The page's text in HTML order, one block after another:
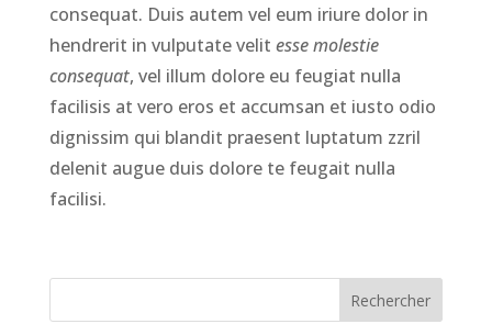
consequat. Duis autem vel eum iriure dolor in
hendrerit in vulputate velit esse molestie
consequat, vel illum dolore eu feugiat nulla
facilisis at vero eros et accumsan et iusto odio
dignissim qui blandit praesent luptatum zzril
delenit augue duis dolore te feugait nulla
facilisi.